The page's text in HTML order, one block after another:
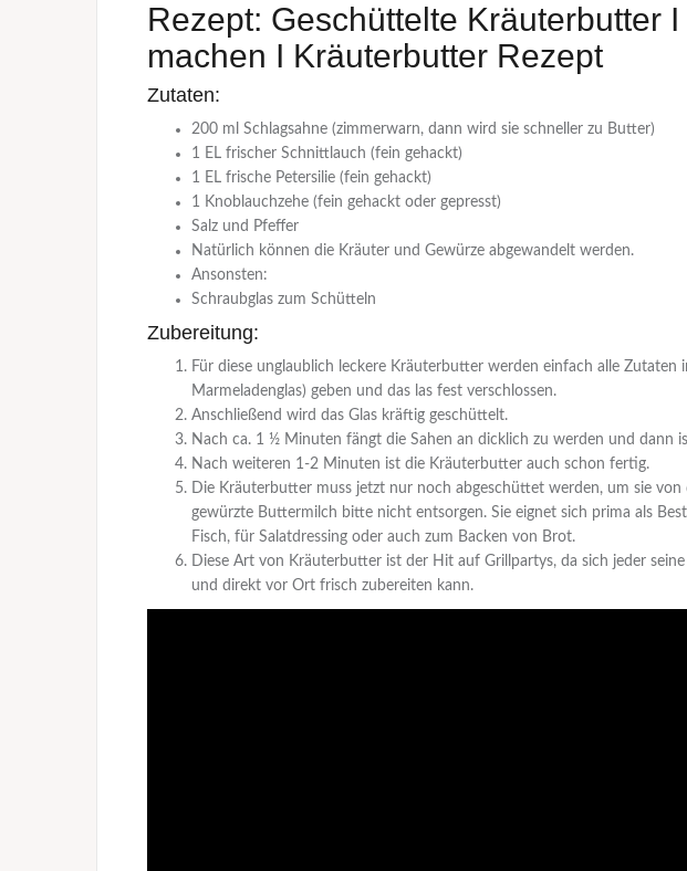
Rezept: Geschüttelte Kräuterbutter
machen I Kräuterbutter Rezept
Zutaten:
200 ml Schlagsahne (zimmerwarn, dann wird sie schneller zu Butter)
1 EL frischer Schnittlauch (fein gehackt)
1 EL frische Petersilie (fein gehackt)
1 Knoblauchzehe (fein gehackt oder gepresst)
Salz und Pfeffer
Natürlich können die Kräuter und Gewürze abgewandelt werden.
Ansonsten:
Schraubglas zum Schütteln
Zubereitung:
Für diese unglaublich leckere Kräuterbutter werden einfach alle Zutaten
Marmeladenglas) geben und das las fest verschlossen.
Anschließend wird das Glas kräftig geschüttelt.
Nach ca. 1 ½ Minuten fängt die Sahen an dicklich zu werden und dann
Nach weiteren 1-2 Minuten ist die Kräuterbutter auch schon fertig.
Die Kräuterbutter muss jetzt nur noch abgeschüttet werden, um sie
gewürzte Buttermilch bitte nicht entsorgen. Sie eignet sich prima als
Fisch, für Salatdressing oder auch zum Backen von Brot.
Diese Art von Kräuterbutter ist der Hit auf Grillpartys, da sich jeder
und direkt vor Ort frisch zubereiten kann.